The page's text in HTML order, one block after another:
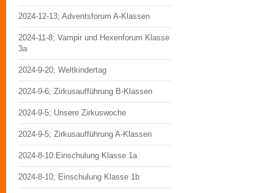
2024-12-13; Adventsforum A-Klassen
2024-11-8; Vampir und Hexenforum Klasse
3a
2024-9-20; Weltkindertag
2024-9-6; Zirkusaufführung B-Klassen
2024-9-5; Unsere Zirkuswoche
2024-9-5; Zirkusaufführung A-Klassen
2024-8-10:Einschulung Klasse 1a
2024-8-10; Einschulung Klasse 1b